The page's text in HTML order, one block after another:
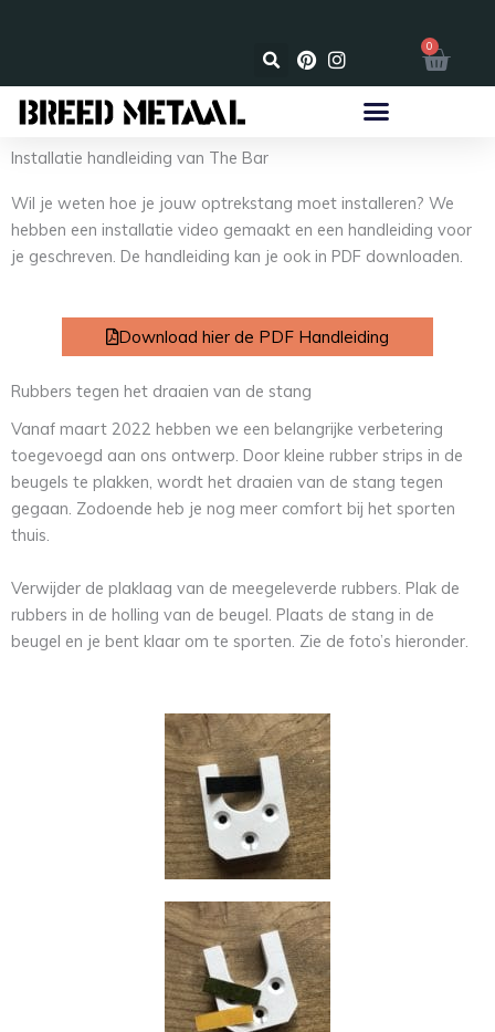
inhoud
0
Installatie handleiding van The Bar
Wil je weten hoe je jouw optrekstang moet installeren? We
hebben een installatie video gemaakt en een handleiding voor
je geschreven. De handleiding kan je ook in PDF downloaden.
Download hier de PDF Handleiding
Rubbers tegen het draaien van de stang
Vanaf maart 2022 hebben we een belangrijke verbetering
toegevoegd aan ons ontwerp. Door kleine rubber strips in de
beugels te plakken, wordt het draaien van de stang tegen
gegaan. Zodoende heb je nog meer comfort bij het sporten
thuis.
Verwijder de plaklaag van de meegeleverde rubbers. Plak de
rubbers in de holling van de beugel. Plaats de stang in de
beugel en je bent klaar om te sporten. Zie de foto’s hieronder.